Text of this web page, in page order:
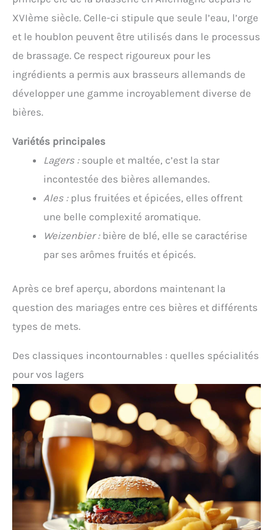
XVIème siècle. Celle-ci stipule que seule l’eau, l’orge
et le houblon peuvent être utilisés dans le processus
de brassage. Ce respect rigoureux pour les
ingrédients a permis aux brasseurs allemands de
développer une gamme incroyablement diverse de
bières.
Variétés principales
Lagers :souple et maltée, c’est la star
incontestée des bières allemandes.
Ales :plus fruitées et épicées, elles offrent
une belle complexité aromatique.
Weizenbier :bière de blé, elle se caractérise
par ses arômes fruités et épicés.
Après ce bref aperçu, abordons maintenant la
question des mariages entre ces bières et différents
types de mets.
Des classiques incontournables : quelles spécialités
pour vos lagers